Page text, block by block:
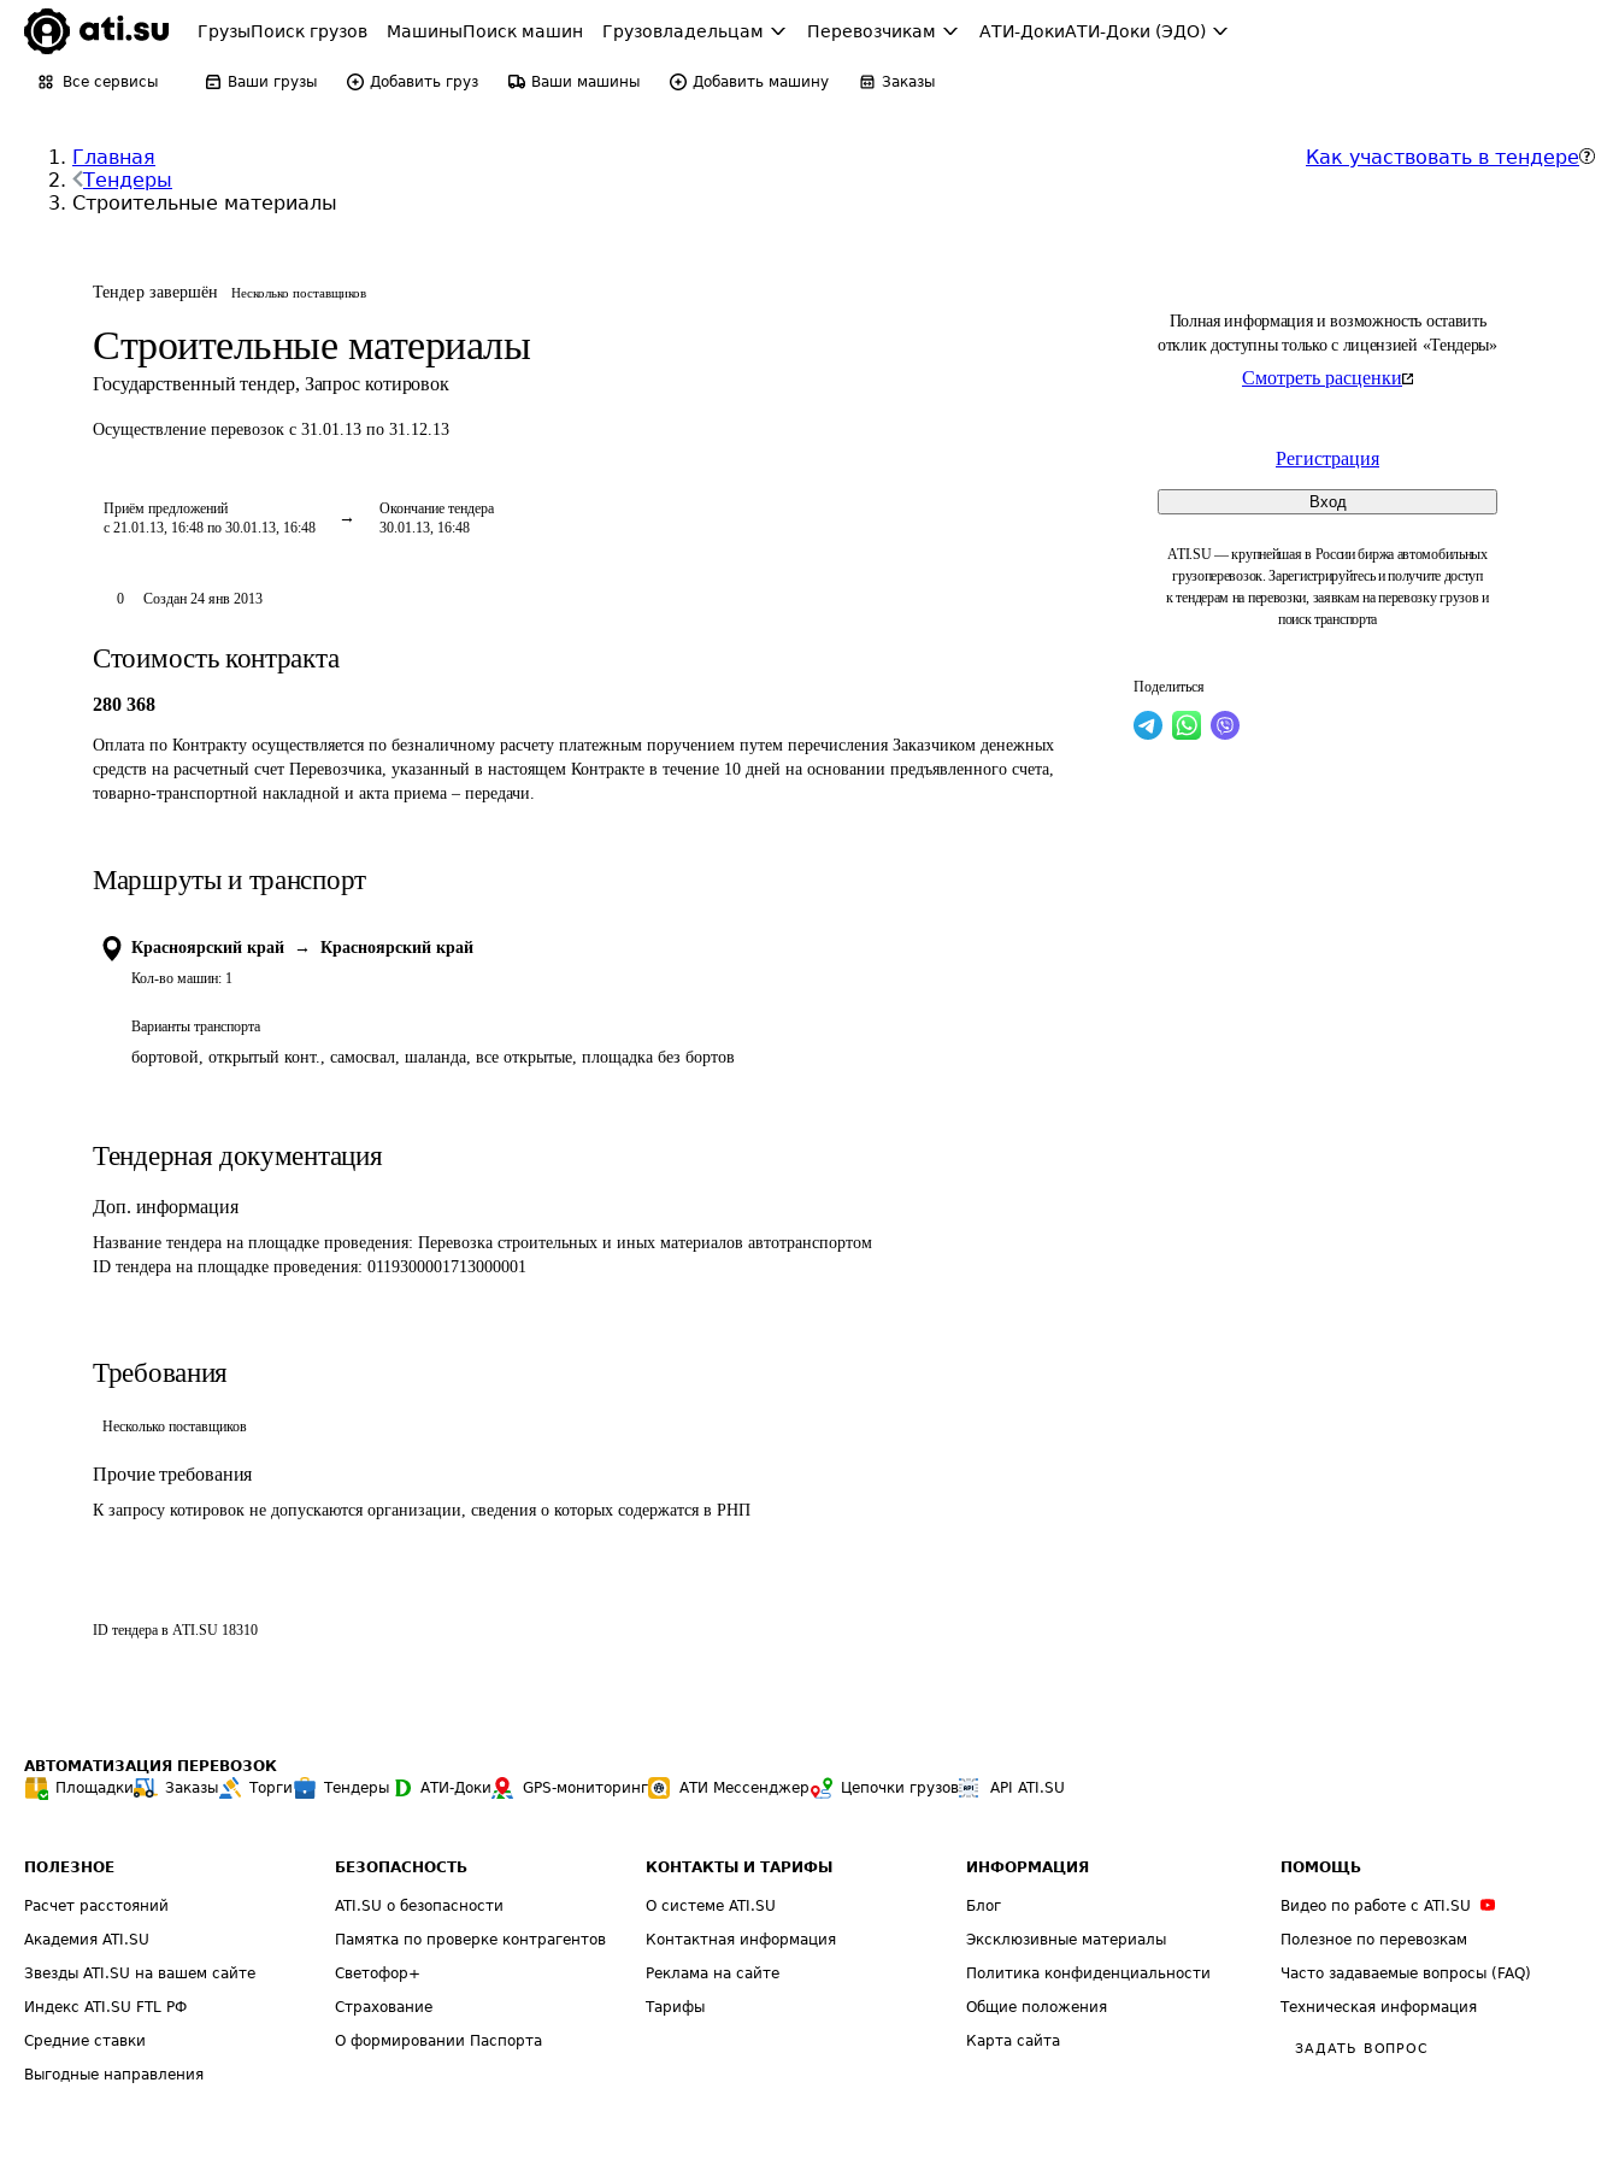
ГрузыПоиск грузов МашиныПоиск машин Грузовладельцам Перевозчикам АТИ-ДокиАТИ-Доки (ЭДО)
Все сервисы Ваши грузы Добавить груз Ваши машины Добавить машину Заказы
Главная
Тендеры
Строительные материалы
Как участвовать в тендере
Тендер завершён Несколько поставщиков
Строительные материалы
Государственный тендер, Запрос котировок
Осуществление перевозок с 31.01.13 по 31.12.13
Приём предложений
с 21.01.13, 16:48 по 30.01.13, 16:48
Окончание тендера
30.01.13, 16:48
Полная информация и возможность оставить
отклик доступны только с лицензией «Тендеры»
Смотреть расценки
Регистрация
Вход
ATI.SU — крупнейшая в России биржа автомобильных
грузоперевозок. Зарегистрируйтесь и получите доступ
к тендерам на перевозки, заявкам на перевозку грузов и
поиск транспорта
Поделиться
0 Создан 24 янв 2013
Стоимость контракта
280 368
Оплата по Контракту осуществляется по безналичному расчету платежным поручением путем перечисления Заказчиком денежных
средств на расчетный счет Перевозчика, указанный в настоящем Контракте в течение 10 дней на основании предъявленного счета,
товарно-транспортной накладной и акта приема – передачи.
Маршруты и транспорт
Красноярский край → Красноярский край
Кол-во машин: 1
Варианты транспорта
бортовой, открытый конт., самосвал, шаланда, все открытые, площадка без бортов
Тендерная документация
Доп. информация
Название тендера на площадке проведения: Перевозка строительных и иных материалов автотранспортом
ID тендера на площадке проведения: 0119300001713000001
Требования
Несколько поставщиков
Прочие требования
К запросу котировок не допускаются организации, сведения о которых содержатся в РНП
ID тендера в ATI.SU 18310
АВТОМАТИЗАЦИЯ ПЕРЕВОЗОК
Площадки
Заказы Торги Тендеры АТИ-Доки GPS-мониторинг АТИ Мессенджер Цепочки грузов API ATI.SU
ПОЛЕЗНОЕ
Расчет расстояний
Академия ATI.SU
Звезды ATI.SU на вашем сайте
Индекс ATI.SU FTL РФ
Средние ставки
Выгодные направления
БЕЗОПАСНОСТЬ
ATI.SU о безопасности
Памятка по проверке контрагентов
Светофор+
Страхование
О формировании Паспорта
КОНТАКТЫ И ТАРИФЫ
О системе ATI.SU
Контактная информация
Реклама на сайте
Тарифы
ИНФОРМАЦИЯ
Блог
Эксклюзивные материалы
Политика конфиденциальности
Общие положения
Карта сайта
ПОМОЩЬ
Видео по работе с ATI.SU
Полезное по перевозкам
Часто задаваемые вопросы (FAQ)
Техническая информация
ЗАДАТЬ ВОПРОС